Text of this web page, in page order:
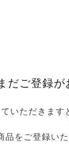
だご登録
いただきます
品をご登録い